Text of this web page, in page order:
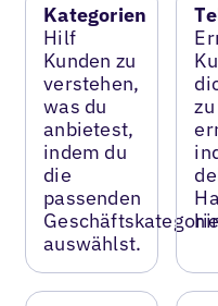
Kategorien
Hilf
Kunden zu
verstehen,
was du
anbietest,
indem du
die
passenden
auswählst.
zu